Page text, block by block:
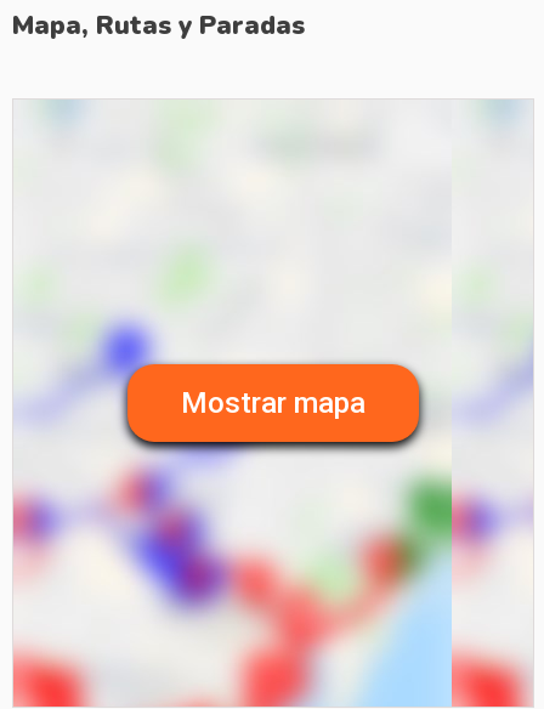
Mapa, Rutas y Paradas
Mostrar mapa